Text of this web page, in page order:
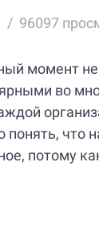
96097
момент
во
что
потому